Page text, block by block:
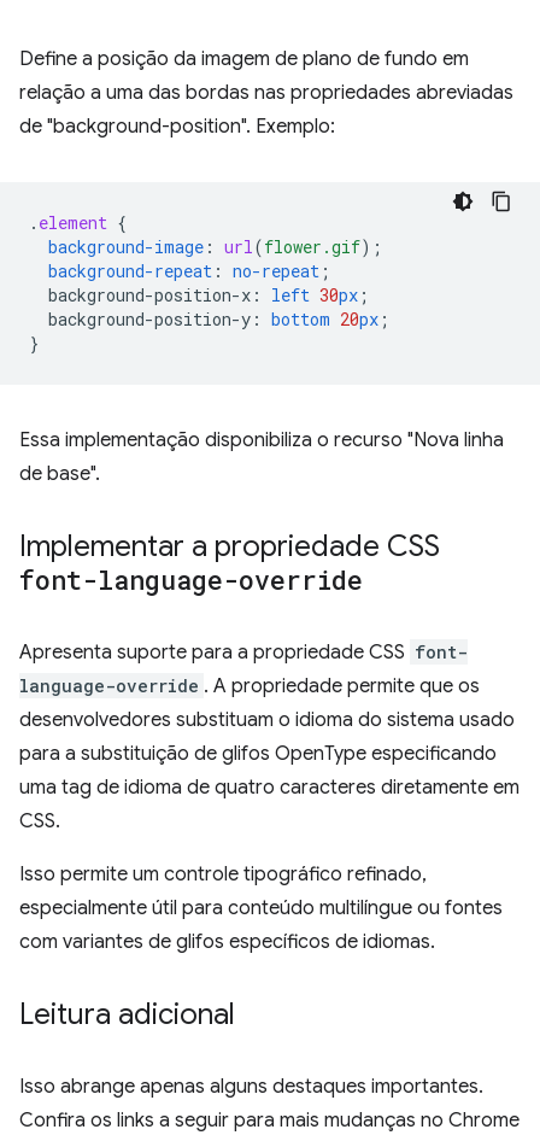
Define a posição da imagem de plano de fundo em
relação a uma das bordas nas propriedades abreviadas
de "background-position". Exemplo:
. element {
background-image : url(flower.gif);
background-repeat : no-repeat ;
background-position-x : left 30px ;
background-position-y : bottom 20px ;
}
Essa implementação disponibiliza o recurso "Nova linha
de base".
Implementar a propriedade CSS
font-language-override
Apresenta suporte para a propriedade CSS font-
language-override . A propriedade permite que os
desenvolvedores substituam o idioma do sistema usado
para a substituição de glifos OpenType especificando
uma tag de idioma de quatro caracteres diretamente em
CSS.
Isso permite um controle tipográfico refinado,
especialmente útil para conteúdo multilíngue ou fontes
com variantes de glifos específicos de idiomas.
Leitura adicional
Isso abrange apenas alguns destaques importantes.
Confira os links a seguir para mais mudanças no Chrome